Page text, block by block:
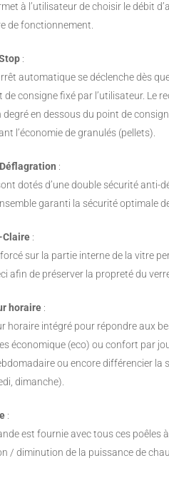
à l’utilisateur de choisir le débit
de fonctionnement.
:
automatique se déclenche dès
de consigne fixé par l’utilisateur. Le
degré en dessous du point de
l’économie de granulés (pellets).
:
dotés d’une double sécurité
garanti la sécurité optimale de
Claire :
forcé sur la partie interne de la vitre
afin de préserver la propreté du
horaire :
horaire intégré pour répondre aux
économique (eco) ou confort par
ou encore différencier la
dimanche).
:
est fournie avec tous ces poêles
/ diminution de la puissance de